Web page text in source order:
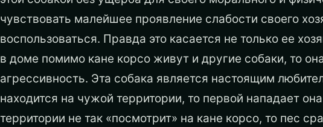
чувствовать малейшее проявление слабости своего
воспользоваться. Правда это касается не только ее
в доме помимо кане корсо живут и другие собаки, то
агрессивность. Эта собака является настоящим
находится на чужой территории, то первой нападает
территории не так «посмотрит» на кане корсо, то пес